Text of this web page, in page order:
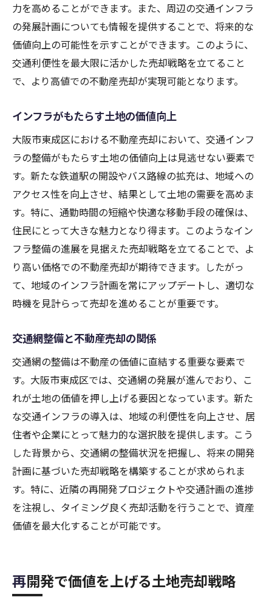
力を高めることができます。また、周辺の交通インフラ
の発展計画についても情報を提供することで、将来的な
価値向上の可能性を示すことができます。このように、
交通利便性を最大限に活かした売却戦略を立てること
で、より高値での不動産売却が実現可能となります。
インフラがもたらす土地の価値向上
大阪市東成区における不動産売却において、交通インフ
ラの整備がもたらす土地の価値向上は見逃せない要素で
す。新たな鉄道駅の開設やバス路線の拡充は、地域への
アクセス性を向上させ、結果として土地の需要を高めま
す。特に、通勤時間の短縮や快適な移動手段の確保は、
住民にとって大きな魅力となり得ます。このようなイン
フラ整備の進展を見据えた売却戦略を立てることで、よ
り高い価格での不動産売却が期待できます。したがっ
て、地域のインフラ計画を常にアップデートし、適切な
時機を見計らって売却を進めることが重要です。
交通網整備と不動産売却の関係
交通網の整備は不動産の価値に直結する重要な要素で
す。大阪市東成区では、交通網の発展が進んでおり、こ
れが土地の価値を押し上げる要因となっています。新た
な交通インフラの導入は、地域の利便性を向上させ、居
住者や企業にとって魅力的な選択肢を提供します。こう
した背景から、交通網の整備状況を把握し、将来の開発
計画に基づいた売却戦略を構築することが求められま
す。特に、近隣の再開発プロジェクトや交通計画の進捗
を注視し、タイミング良く売却活動を行うことで、資産
価値を最大化することが可能です。
再開発で価値を上げる土地売却戦略